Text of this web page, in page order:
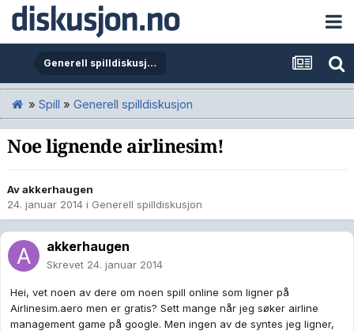
Generell spilldiskusjon
» Spill » Generell spilldiskusjon
Noe lignende airlinesim!
Avakkerhaugen
24. januar 2014 i Generell spilldiskusjon
akkerhaugen
Skrevet 24. januar 2014
Hei, vet noen av dere om noen spill online som ligner på
Airlinesim.aero men er gratis? Sett mange når jeg søker airline
management game på google. Men ingen av de syntes jeg ligner,